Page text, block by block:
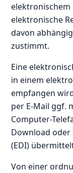
elektronische
davon
zustimmt.
Eine
in einem
empfangen
per E-Mail ggf.
Computer-
Download oder
(EDI)
Von einer